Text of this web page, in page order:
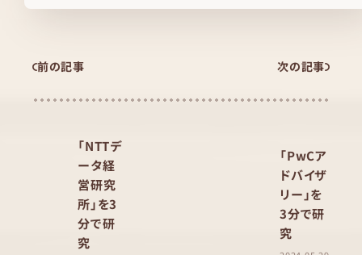
前の記事 次の記事
「NTTデ
ータ経
営研究
所」を3
分で研
究
「PwCア
ドバイザ
リー」を
3分で研
究